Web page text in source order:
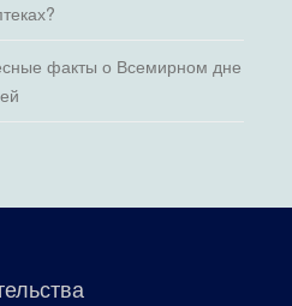
факты о Всемирном дне